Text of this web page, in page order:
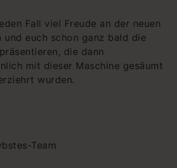
Fall viel Freude an der neuen
und euch schon ganz bald die
die dann
mit dieser Maschine gesäumt
wurden.
Team